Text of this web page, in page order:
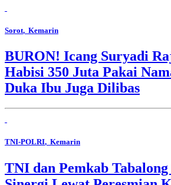
Sorot, Kemarin
BURON! Icang Suryadi
Habisi 350 Juta Pakai
Duka Ibu Juga Dilibas
TNI-POLRI, Kemarin
TNI dan Pemkab